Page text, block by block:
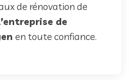
de rénovation de
de
en toute confiance.